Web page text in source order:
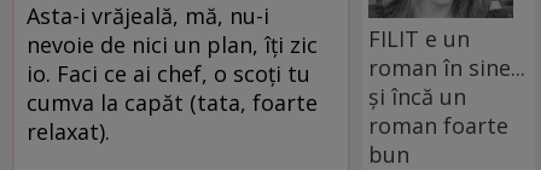
Asta-i vrăjeală, mă, nu-i
nevoie de nici un plan, îți zic
io. Faci ce ai chef, o scoți tu
cumva la capăt (tata, foarte
relaxat).
FILIT e un
roman în sine...
și încă un
roman foarte
bun